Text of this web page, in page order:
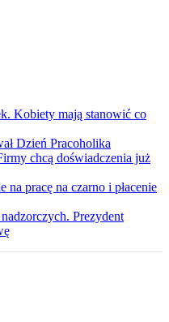
Kobiety mają stanowić co
Dzień Pracoholika
chcą doświadczenia już
na pracę na czarno i płacenie
Prezydent